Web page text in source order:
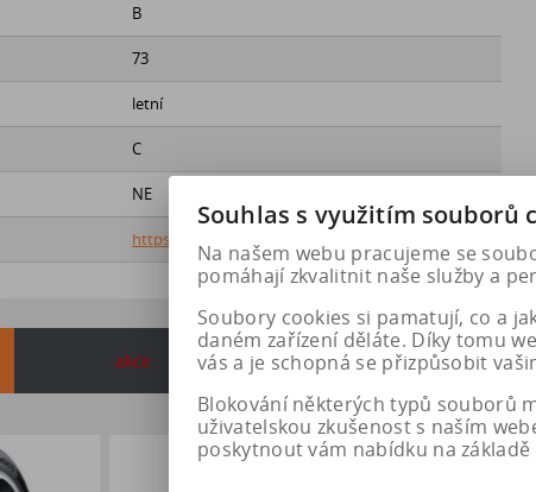
B
73
letní
C
NE
https://eprel.ec.europa.eu/qr/409045
akce
Souhlas s využitím souborů
Na našem webu pracujeme se
pomáhají zkvalitnit naše služby a
Soubory cookies si pamatují, co a
daném zařízení děláte. Díky tomu
vás a je schopná se přizpůsobit
Blokování některých typů souborů
uživatelskou zkušenost s naším
poskytnout vám nabídku na